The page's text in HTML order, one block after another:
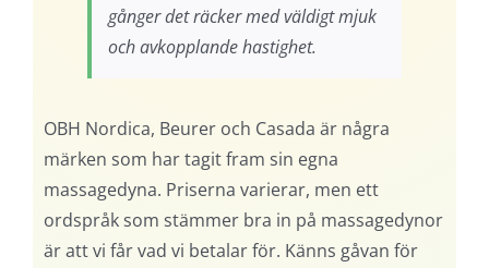
gånger det räcker med väldigt mjuk
och avkopplande hastighet.
OBH Nordica, Beurer och Casada är några
märken som har tagit fram sin egna
massagedyna. Priserna varierar, men ett
ordspråk som stämmer bra in på massagedynor
är att vi får vad vi betalar för. Känns gåvan för